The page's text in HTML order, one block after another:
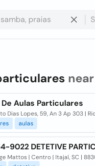
Aulas Particulares
Dias Lopes, 59, An 3 Ap 303 |
aulas
9022 DETETIVE
Mattos | Centro | Itajaí, SC |